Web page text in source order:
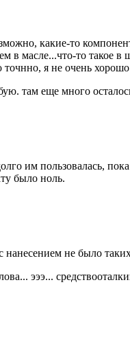
какие-то
в масле...что-то такое
я не очень хорошо
там еще много
им пользовалась,
было ноль.
нанесением не было
эээ...